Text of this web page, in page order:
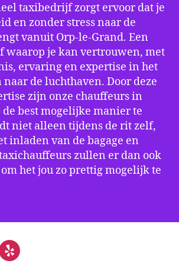
taxibedrijf zorgt ervoor dat je
en zonder stress naar de
vanuit Orp-le-Grand. Een
waarop je kan vertrouwen, met
ervaring en expertise in het
de luchthaven. Door deze
zijn onze chauffeurs in
de best mogelijke manier te
niet alleen tijdens de rit zelf,
inladen van de bagage en
zullen er dan ook
het jou zo prettig mogelijk te
Yelp